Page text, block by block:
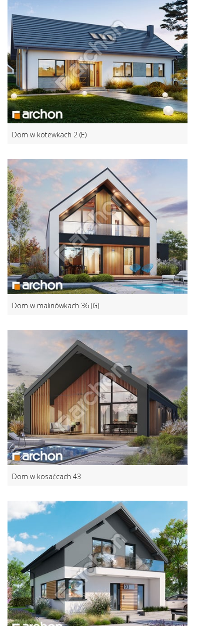
Dom w kotewkach 2 (E)
Dom w malinówkach 36 (G)
Dom w kosaćcach 43